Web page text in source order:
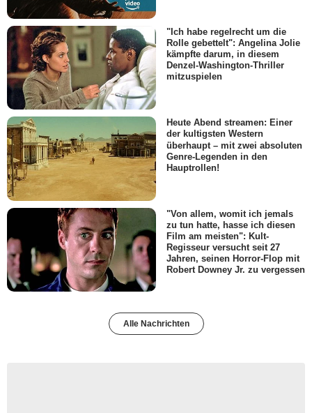
"Ich habe regelrecht um die
Rolle gebettelt": Angelina Jolie
kämpfte darum, in diesem
Denzel-Washington-Thriller
mitzuspielen
Heute Abend streamen: Einer
der kultigsten Western
überhaupt – mit zwei absoluten
Genre-Legenden in den
Hauptrollen!
"Von allem, womit ich jemals
zu tun hatte, hasse ich diesen
Film am meisten": Kult-
Regisseur versucht seit 27
Jahren, seinen Horror-Flop mit
Robert Downey Jr. zu vergessen
Alle Nachrichten